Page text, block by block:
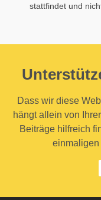
stattfindet und
Dass wir diese
hängt allein von
Beiträge hilfreich
einmaligen